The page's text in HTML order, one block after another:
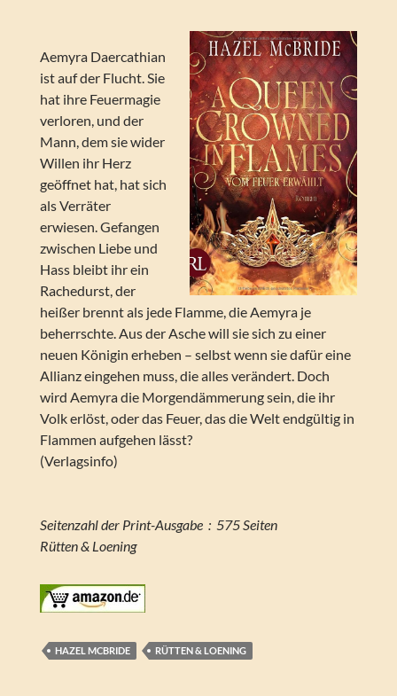
Aemyra Daercathian
ist auf der Flucht. Sie
hat ihre Feuermagie
verloren, und der
Mann, dem sie wider
Willen ihr Herz
geöffnet hat, hat sich
als Verräter
erwiesen. Gefangen
zwischen Liebe und
Hass bleibt ihr ein
Rachedurst, der
heißer brennt als jede Flamme, die Aemyra je
beherrschte. Aus der Asche will sie sich zu einer
neuen Königin erheben – selbst wenn sie dafür eine
Allianz eingehen muss, die alles verändert. Doch
wird Aemyra die Morgendämmerung sein, die ihr
Volk erlöst, oder das Feuer, das die Welt endgültig in
Flammen aufgehen lässt?
(Verlagsinfo)
Seitenzahl der Print-Ausgabe ‏ : ‎ 575 Seiten
Rütten & Loening
HAZEL MCBRIDE RÜTTEN & LOENING